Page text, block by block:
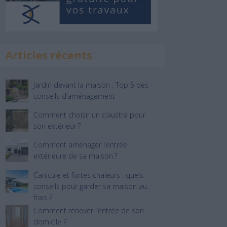
Articles récents
Jardin devant la maison : Top 5 des
conseils d’aménagement
Comment choisir un claustra pour
son extérieur ?
Comment aménager l’entrée
extérieure de sa maison ?
Canicule et fortes chaleurs : quels
conseils pour garder sa maison au
frais ?
Comment rénover l’entrée de son
domicile ?